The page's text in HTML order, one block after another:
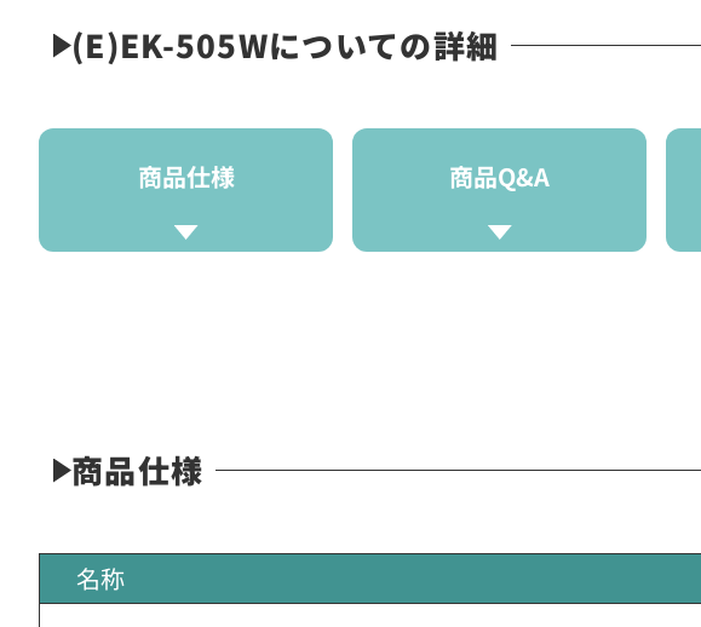
(E)EK-505Wについての詳細
商品仕様 商品Q&A
商品仕様
名称